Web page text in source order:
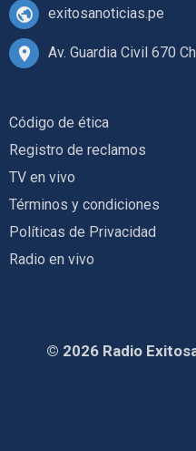
exitosanoticias.pe
Av. Guardia Civil 670
Código de ética
Registro de reclamos
TV en vivo
Términos y condiciones
Políticas de Privacidad
Radio en vivo
© 2026 Radio